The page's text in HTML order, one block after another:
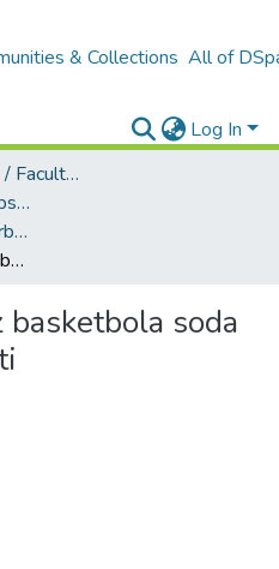
& Collections All of
Log In
B4 – LU fakultātes / Faculties of the UL
A -- Izglītības zinātņu un psiholoģijas fakultāte / Faculty of Education Sciences and Psychology
Bakalaura un maģistra darbi (PPMF) / Bachelor's and Master's theses
Miega ietekme uz basketbola soda metienu precizitāti
basketbola soda